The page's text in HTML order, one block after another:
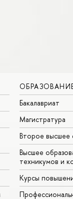
Бакалавриат
Магистратура
Второе высшее
Высшее
техникумов и
Курсы